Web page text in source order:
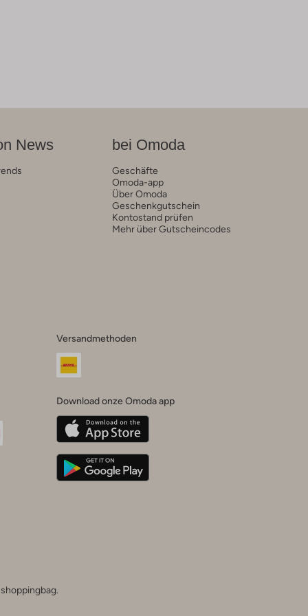
News bei Omoda
Geschäfte
Omoda-app
Über Omoda
Geschenkgutschein
Kontostand prüfen
Mehr über Gutscheincodes
Versandmethoden
Download onze Omoda app